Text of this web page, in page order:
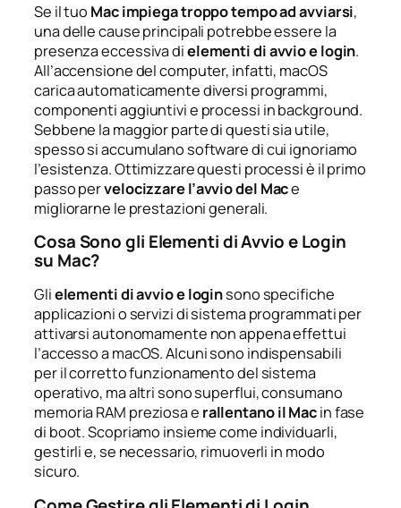
Se il tuo Mac impiega troppo tempo ad avviarsi,
una delle cause principali potrebbe essere la
presenza eccessiva dielementi di avvio e login.
All’accensione del computer, infatti, macOS
carica automaticamente diversi programmi,
componenti aggiuntivi e processi in background.
Sebbene la maggior parte di questi sia utile,
spesso si accumulano software di cui ignoriamo
l’esistenza. Ottimizzare questi processi è il primo
passo pervelocizzare l’avvio del Mace
migliorarne le prestazioni generali.
Cosa Sono gli Elementi di Avvio e Login
su Mac?
Glielementi di avvio e loginsono specifiche
applicazioni o servizi di sistema programmati per
attivarsi autonomamente non appena effettui
l’accesso a macOS. Alcuni sono indispensabili
per il corretto funzionamento del sistema
operativo, ma altri sono superflui, consumano
memoria RAM preziosa e rallentano il Macin fase
di boot. Scopriamo insieme come individuarli,
gestirli e, se necessario, rimuoverli in modo
sicuro.